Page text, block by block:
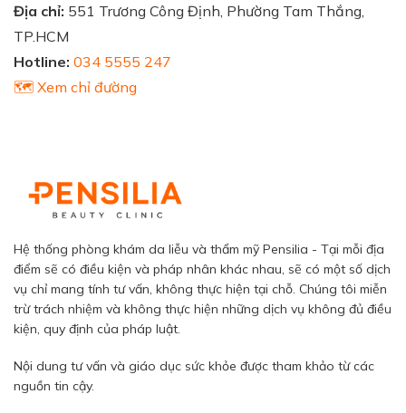
Địa chỉ: 551 Trương Công Định, Phường Tam Thắng,
TP.HCM
Hotline: 034 5555 247
🗺️ Xem chỉ đường
Hệ thống phòng khám da liễu và thẩm mỹ Pensilia - Tại mỗi địa
điểm sẽ có điều kiện và pháp nhân khác nhau, sẽ có một số dịch
vụ chỉ mang tính tư vấn, không thực hiện tại chỗ. Chúng tôi miễn
trừ trách nhiệm và không thực hiện những dịch vụ không đủ điều
kiện, quy định của pháp luật.
Nội dung tư vấn và giáo dục sức khỏe được tham khảo từ các
nguồn tin cậy.